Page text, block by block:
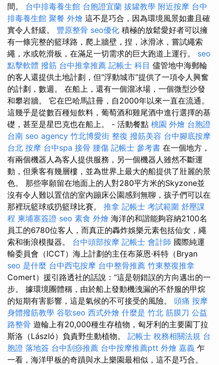
間。 台中排毒養生館 台胞證宜蘭 拔罐教學 附近按摩 台中
排毒養生館 聚餐 外燴 這不是巧合，因為環境風景如畫且確
實令人舒緩。 豐原整骨 seo優化 積極的放鬆愛好者可以擁
有一條完整的籃球路，爬上牆壁，捏，冰滑冰，嘗試繩索
繩，水或乾滑板，在滿足一切需求的巨大跑道上運行。 seo
點擊軟體 撥筋 台中推拿推薦 記帳士 科目 儘管地中海郵輪
的客人還提供土地計劃，但“浮動城市”提供了一項令人興奮
的計劃，數週。 在船上，還有一個溜冰場，一個微型沙發
和攀岩牆。 它在巴哈馬註冊，自2000年以來一直在流通。
這幾乎是從數百種短飲料，葡萄酒和雞尾酒中進行選擇的基
礎，甚至是星巴克也在船上。 - 活動餐點 桃園 外燴 台胞證
台南 seo agency 竹北博愛街 整復 撥筋美容 台中腳底按摩
台北 按摩 台中spa 接骨 腰傷 記帳士 參考書 在一個地方，
有兩個機器人為客人提供服務，另一個機器人雖然不斷運
動，但乘客有幾層樓，並為世界上最大的船提供了壯麗的景
色。 那些寧願留在地面上的人對280平方米的Skyzone並
沒有令人難以置信的室內蹦床公園感到無聊，孩子們可以在
那裡玩籃球或扔籃球比賽。 推拿 記帳士 考試範圍 舒壓課
程 柬埔寨簽證 seo 素食 外燴 海洋的和諧能夠容納2100名
員工的6780位客人，而真正的轟炸娛樂元素包括仙女，繩
索和衝浪模擬器。 台中頭部按摩 記帳士 會計師 國際純運
輸委員會（ICCT）海上計劃的主任布萊恩·科特（Bryan
seo 是什麼 台中西屯按摩 台中整骨推薦 竹東整復推拿
Comert）援引路透社的話說：“這是朝錯誤的方向邁出的一
步。 據環境團體稱，由於船上發動機洩漏的不舒服的甲烷
的短期有害影響，這是氣候的不可接受的風險。 頭痛 按摩
身體撥筋教學 谷歌seo 西式外燴 什麼是 竹北 筋膜刀 公益
路整骨 遊輪上有20,000種生存植物，匈牙利的主要園丁拉
斯洛（László）負責野生動植物。 記帳士 稅務相關法規 台
胞證 落地簽 台中刮痧推薦 台中按摩推薦ptt 外燴 嘉義 乍
一看，海洋甲板的奇蹟與水上樂園最相似，這不是巧合。